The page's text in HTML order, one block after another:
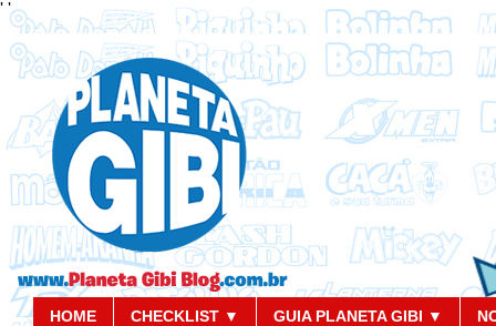
' '
HOME CHECKLIST ▼ GUIA PLANETA GIBI ▼